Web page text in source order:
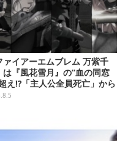
ァイアーエムブレム 万紫千
は『風花雪月』の“血の同窓
え!?「主人公全員死亡」から
る物語は、様々なシリーズ作